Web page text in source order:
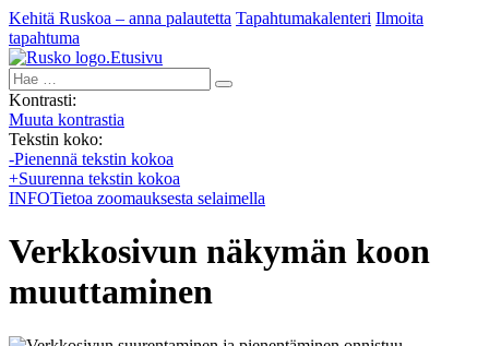
Kehitä Ruskoa – anna palautetta Tapahtumakalenteri Ilmoita
tapahtuma
Etusivu
Hae:
Kontrasti:
Muuta kontrastia
Tekstin koko:
-Pienennä tekstin kokoa
+Suurenna tekstin kokoa
INFOTietoa zoomauksesta selaimella
Verkkosivun näkymän koon
muuttaminen